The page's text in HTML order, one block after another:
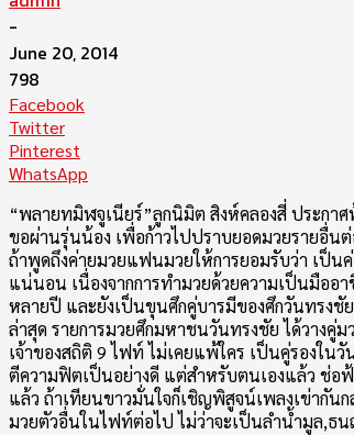
-
June 20, 2014
798
Facebook
Twitter
Pinterest
WhatsApp
“พลายทมิฬจูเนียร์”ลูกนิมิต สิงห์คลองสี่ ประกา
ขอผ่านรุ่นน้อง เพื่อก้าวไปปราบยอดมวยรายอื่น
ถ้าพูดถึงค่ายมวยแฟนมวยให้การยอมรับว่า เป็น
แน่นอน เนื่องจากการทำมวยด้วยความเป็นมืออ
หลายปี และยังเป็นขุนศึกคู่บารมีของศึกวันทรงชั
ล่าสุด รายการมวยศึกมหาชนวันทรงชัย ได้วาง
เจ้าของสถิติ 9 ไฟท์ ไม่เคยแพ้ใคร เป็นคู่รองใ
ตีความฟิตเป็นอย่างดี แต่สำหรับตนเองแล้ว ช่อฟ้
แล้ว ถ้าเทียนขาวมั่นใจก็เชิญพิสูจน์เพลงเข่ากัน
มวยตัวอื่นในไฟท์ต่อไป ไม่ว่าจะเป็นลำน้ำมูล,ธ